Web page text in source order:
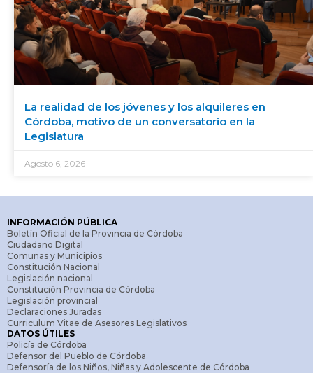
La realidad de los jóvenes y los alquileres en
Córdoba, motivo de un conversatorio en la
Legislatura
Agosto 6, 2026
INFORMACIÓN PÚBLICA
Boletín Oficial de la Provincia de Córdoba
Ciudadano Digital
Comunas y Municipios
Constitución Nacional
Legislación nacional
Constitución Provincia de Córdoba
Legislación provincial
Declaraciones Juradas
Curriculum Vitae de Asesores Legislativos
DATOS ÚTILES
Policía de Córdoba
Defensor del Pueblo de Córdoba
Defensoría de los Niños, Niñas y Adolescente de Córdoba